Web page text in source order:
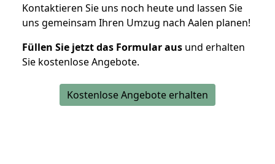
Kontaktieren Sie uns noch heute und lassen Sie
uns gemeinsam Ihren Umzug nach Aalen planen!
Füllen Sie jetzt das Formular aus und erhalten
Sie kostenlose Angebote.
Kostenlose Angebote erhalten